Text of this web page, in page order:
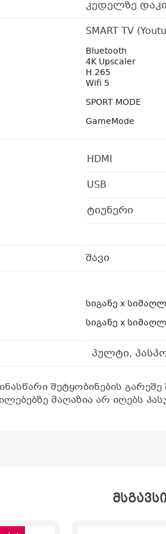
კედელზე
SMART TV
Bluetooth
4K Upscaler
H.265
Wifi 5
SPORT MODE
GameMode
HDMI
USB
ტიუნერი
შავი
სიგანე x
სიგანე x
პულტი,
შეტყობინების
მაღაზია არ იღებს